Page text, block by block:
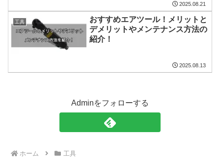
2025.08.21
工具
おすすめエアツール！メリットと
デメリットやメンテナンス方法の
紹介！
2025.08.13
Adminをフォローする
ホーム 工具